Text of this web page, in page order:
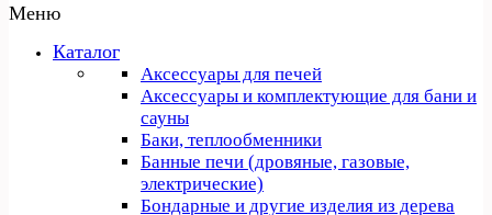
Меню
Каталог
Аксессуары для печей
Аксессуары и комплектующие для бани и
сауны
Баки, теплообменники
Банные печи (дровяные, газовые,
электрические)
Бондарные и другие изделия из дерева